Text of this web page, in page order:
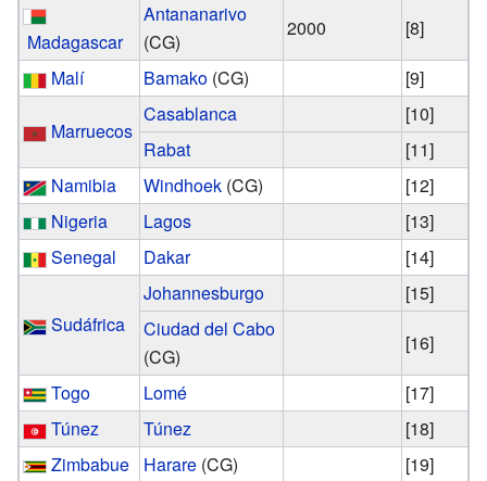
Madagascar
Antananarivo
(CG)
2000
[8]
Malí
Bamako (CG) [9]
Marruecos
Casablanca
[10]
Rabat
[11]
Namibia
Windhoek (CG)
[12]
Nigeria
Lagos
[13]
Senegal
Dakar [14]
Sudáfrica
Johannesburgo
[15]
Ciudad del Cabo
(CG)
[16]
Togo
Lomé
[17]
Túnez
Túnez
[18]
Zimbabue
Harare (CG) [19]